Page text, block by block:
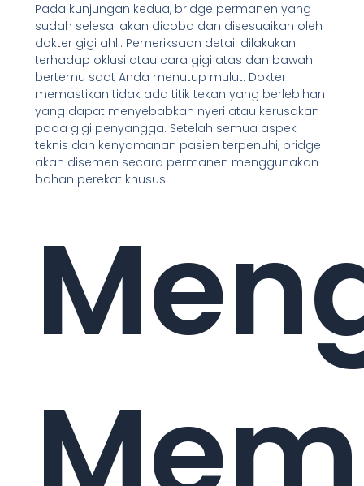
Pada kunjungan kedua, bridge permanen yang
sudah selesai akan dicoba dan disesuaikan oleh
dokter gigi ahli. Pemeriksaan detail dilakukan
terhadap oklusi atau cara gigi atas dan bawah
bertemu saat Anda menutup mulut. Dokter
memastikan tidak ada titik tekan yang berlebihan
yang dapat menyebabkan nyeri atau kerusakan
pada gigi penyangga. Setelah semua aspek
teknis dan kenyamanan pasien terpenuhi, bridge
akan disemen secara permanen menggunakan
bahan perekat khusus.